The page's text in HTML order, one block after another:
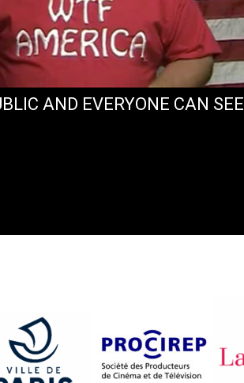
AND EVERYONE CAN SEE